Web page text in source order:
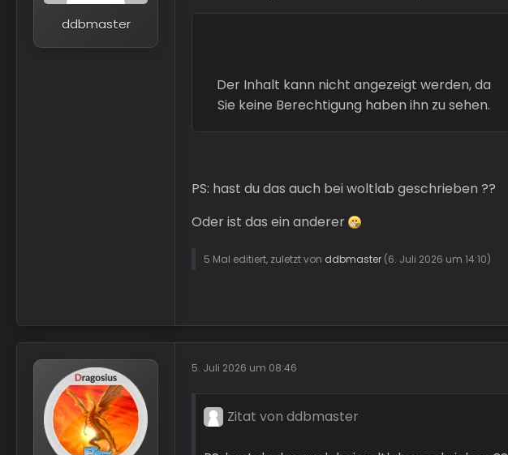
ddbmaster
Der Inhalt kann nicht angezeigt werden, da
Sie keine Berechtigung haben ihn zu sehen.
PS: hast du das auch bei woltlab geschrieben ??
Oder ist das ein anderer
5 Mal editiert, zuletzt von ddbmaster (6. Juli 2026 um 14:10)
5. Juli 2026 um 08:46
Zitat von ddbmaster